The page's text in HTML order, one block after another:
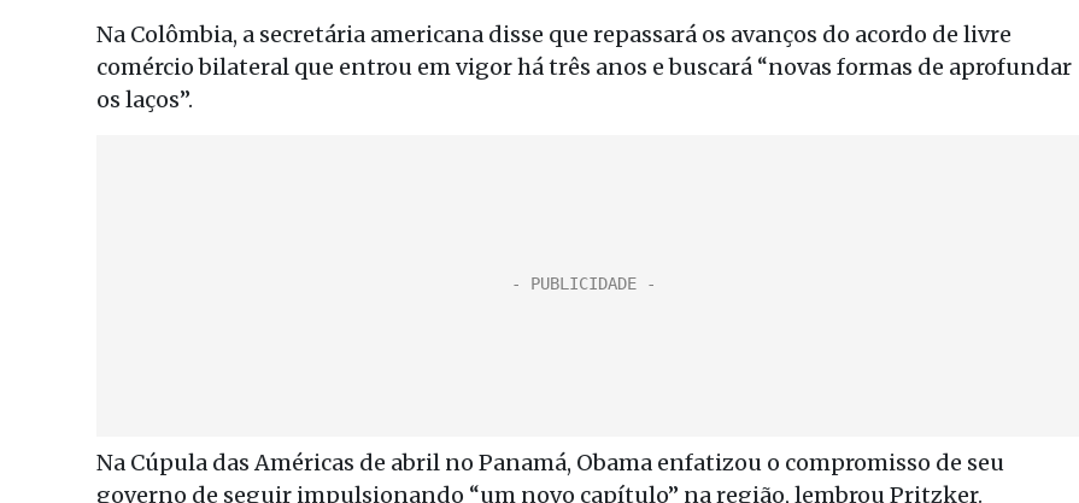
Na Colômbia, a secretária americana disse que repassará os avanços do acordo de livre
comércio bilateral que entrou em vigor há três anos e buscará “novas formas de aprofundar
os laços”.
Na Cúpula das Américas de abril no Panamá, Obama enfatizou o compromisso de seu
governo de seguir impulsionando “um novo capítulo” na região, lembrou Pritzker.